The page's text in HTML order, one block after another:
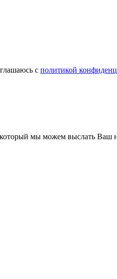
с политикой
мы можем выслать Ваш